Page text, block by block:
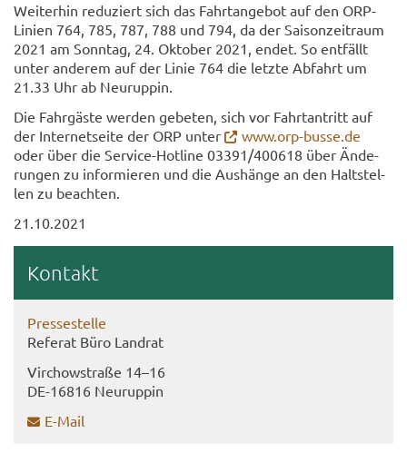
Wei­ter­hin re­du­ziert sich das Fahrt­an­ge­bot auf den ORP-​
Linien 764, 785, 787, 788 und 794, da der Sai­son­zeit­raum
2021 am Sonn­tag, 24. Ok­to­ber 2021, endet. So ent­fällt
unter an­de­rem auf der Linie 764 die letz­te Ab­fahrt um
21.33 Uhr ab Neu­rup­pin.
Die Fahr­gäs­te wer­den ge­be­ten, sich vor Fahrt­an­tritt auf
der In­ter­net­sei­te der ORP unter
www.orp-​busse.de
oder über die Service-​Hotline 03391/400618 über Än­de­
run­gen zu in­for­mie­ren und die Aus­hän­ge an den Halt­stel­
len zu be­ach­ten.
21.10.2021
Kon­takt
Pres­se­stel­le
Re­fe­rat Büro Land­rat
Virch­ow­stra­ße 14–16
DE-​16816 Neu­rup­pin
E-​Mail